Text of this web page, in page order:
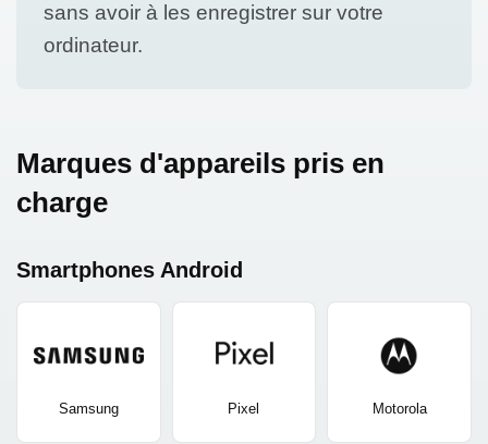
sans avoir à les enregistrer sur votre
ordinateur.
Marques d'appareils pris en
charge
Smartphones Android
Samsung Pixel Motorola